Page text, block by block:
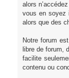
alors
vous en soyez
alors que des
Notre forum
libre de forum,
facilite
contenu ou